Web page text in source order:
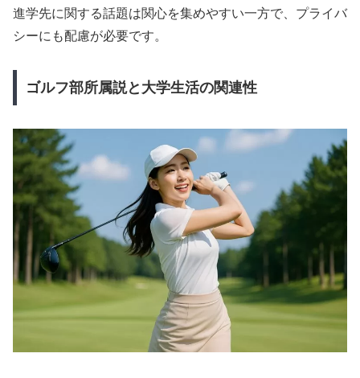
進学先に関する話題は関心を集めやすい一方で、プライバ
シーにも配慮が必要です。
ゴルフ部所属説と大学生活の関連性